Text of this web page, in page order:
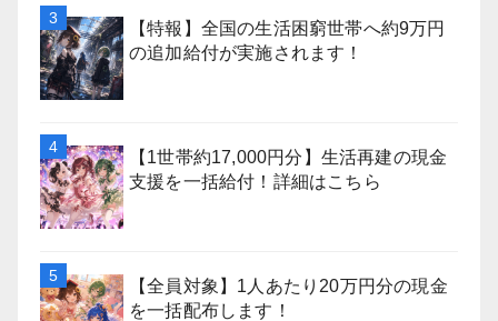
【特報】全国の生活困窮世帯へ約9万円
の追加給付が実施されます！
【1世帯約17,000円分】生活再建の現金
支援を一括給付！詳細はこちら
【全員対象】1人あたり20万円分の現金
を一括配布します！